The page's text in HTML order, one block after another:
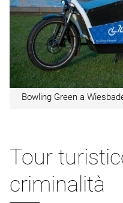
Bowling Green a
Tour
criminalità